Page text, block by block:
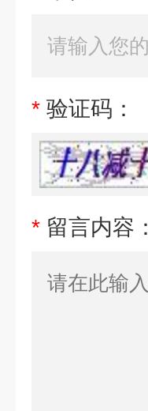
* 验证码：
* 留言内容：